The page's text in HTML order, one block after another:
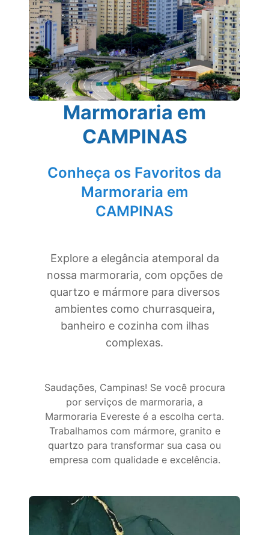
Marmoraria em
CAMPINAS
Conheça os Favoritos da
Marmoraria em
CAMPINAS
Explore a elegância atemporal da
nossa marmoraria, com opções de
quartzo e mármore para diversos
ambientes como churrasqueira,
banheiro e cozinha com ilhas
complexas.
Saudações, Campinas! Se você procura
por serviços de marmoraria, a
Marmoraria Evereste é a escolha certa.
Trabalhamos com mármore, granito e
quartzo para transformar sua casa ou
empresa com qualidade e excelência.